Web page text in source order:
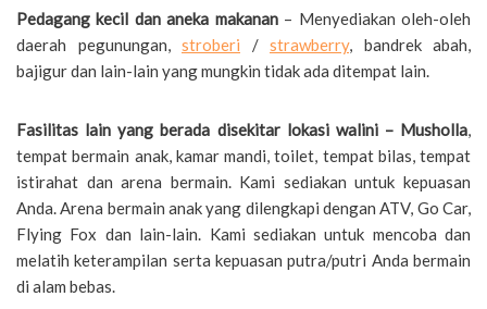
Pedagang kecil dan aneka makanan– Menyediakan oleh-oleh
daerah pegunungan, stroberi / strawberry, bandrek abah,
bajigur dan lain-lain yang mungkin tidak ada ditempat lain.
Fasilitas lain yang berada disekitar lokasi walini – Musholla,
tempat bermain anak, kamar mandi, toilet, tempat bilas, tempat
istirahat dan arena bermain. Kami sediakan untuk kepuasan
Anda. Arena bermain anak yang dilengkapi dengan ATV, Go Car,
Flying Fox dan lain-lain. Kami sediakan untuk mencoba dan
melatih keterampilan serta kepuasan putra/putri Anda bermain
di alam bebas.